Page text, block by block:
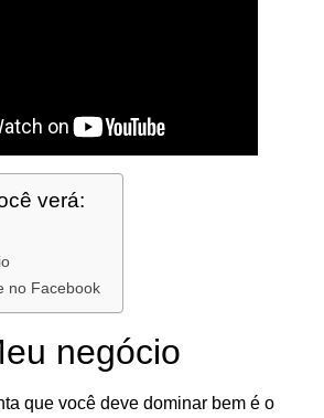
verá:
no Facebook
negócio
que você deve dominar bem é o